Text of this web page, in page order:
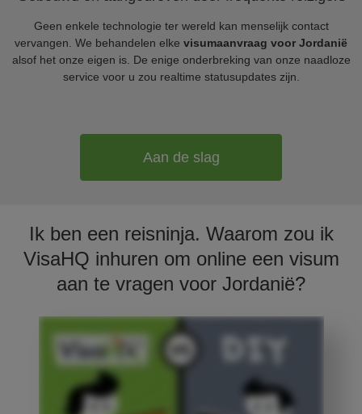
Geen enkele technologie ter wereld kan menselijk contact
vervangen. We behandelen elke visumaanvraag voor Jordanië
alsof het onze eigen is. De enige onderbreking van onze naadloze
service voor u zou realtime statusupdates zijn.
Aan de slag
Ik ben een reisninja. Waarom zou ik
VisaHQ inhuren om online een visum
aan te vragen voor Jordanië?